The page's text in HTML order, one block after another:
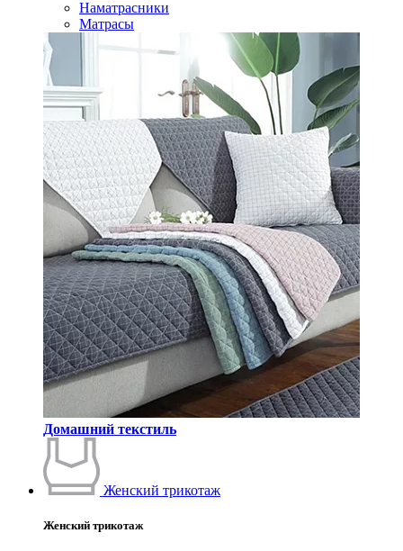
Наматрасники
Матрасы
Домашний текстиль
Женский трикотаж
Женский трикотаж